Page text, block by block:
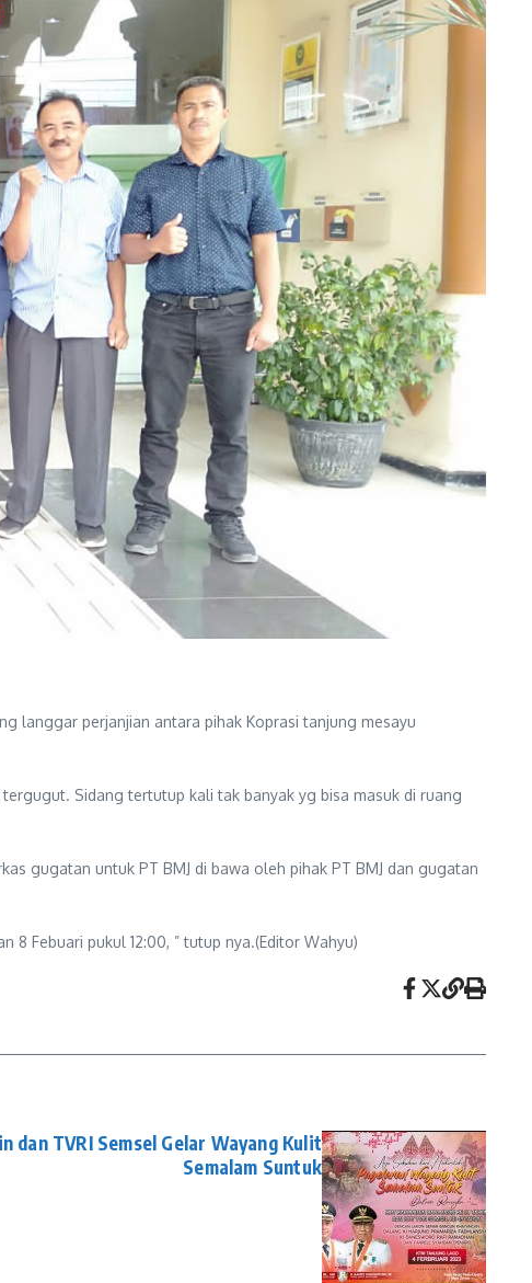
langgar perjanjian antara pihak Koprasi tanjung mesayu
Sidang tertutup kali tak banyak yg bisa masuk di ruang
gugatan untuk PT BMJ di bawa oleh pihak PT BMJ dan gugatan
8 Febuari pukul 12:00, ” tutup nya.(Editor Wahyu)
dan TVRI Semsel Gelar Wayang Kulit
Semalam Suntuk